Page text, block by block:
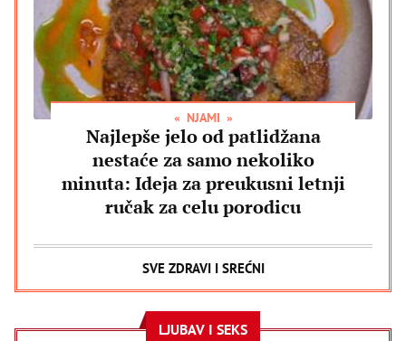
NJAMI
Najlepše jelo od patlidžana
nestaće za samo nekoliko
minuta: Ideja za preukusni letnji
ručak za celu porodicu
SVE ZDRAVI I SREĆNI
LJUBAV I SEKS